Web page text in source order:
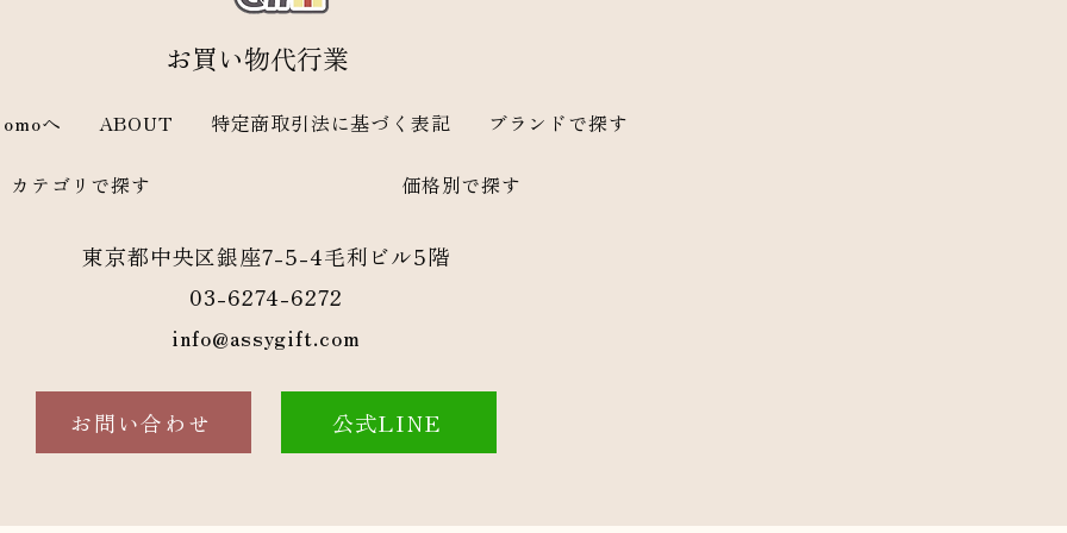
​お買い物代行業
omoへ ABOUT 特定商取引法に基づく表記 ブランドで探す
カテゴリで探す 価格別で探す
東京都中央区銀座7-5-4毛利ビル5階
03-6274-6272
info@assygift.com
お問い合わせ 公式LINE